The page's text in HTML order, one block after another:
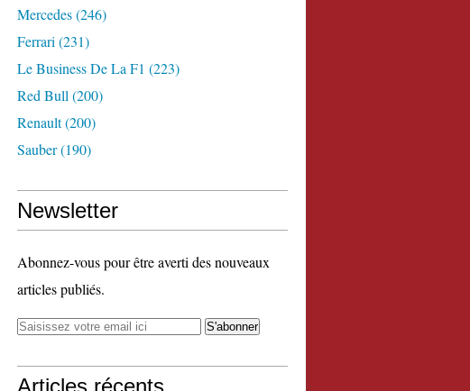
Mercedes(246)
Ferrari (231)
Le Business De La F1 (223)
Red Bull (200)
Renault(200)
Sauber(190)
Newsletter
Abonnez-vous pour être averti des nouveaux
articles publiés.
Articles récents